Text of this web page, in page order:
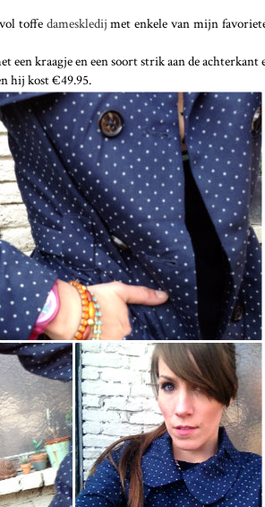
toffe dameskledijmet enkele van mijn
kraagje en een soort strik aan de achterkant
hij kost €49.95.